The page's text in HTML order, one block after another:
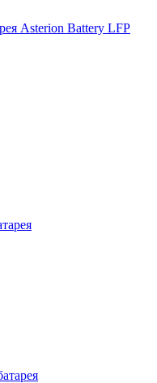
Asterion Battery LFP